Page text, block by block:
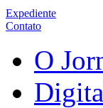
Expediente
Contato
O